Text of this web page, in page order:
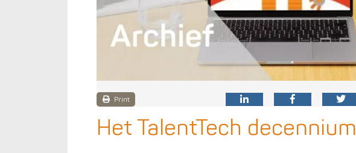
Print
Het TalentTech decennium